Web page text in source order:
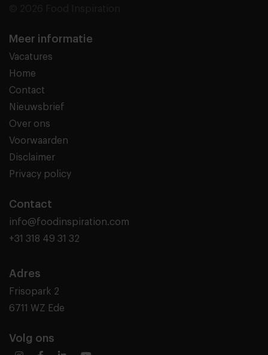
Meer informatie
Vacatures
Home
Contact
Nieuwsbrief
Over ons
Voorwaarden
Disclaimer
Privacy policy
Contact
info@foodinspiration.com
+31 318 49 31 32
Adres
Frisopark 2
6711 WZ Ede
Volg ons